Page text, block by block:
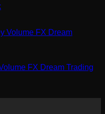
FX Dream Trading